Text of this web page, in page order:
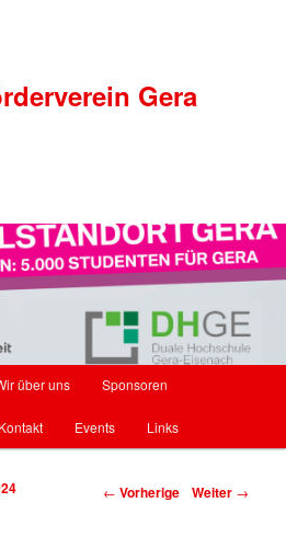
Gera
über uns Sponsoren
Kontakt Events Links
← Vorherige Weiter →